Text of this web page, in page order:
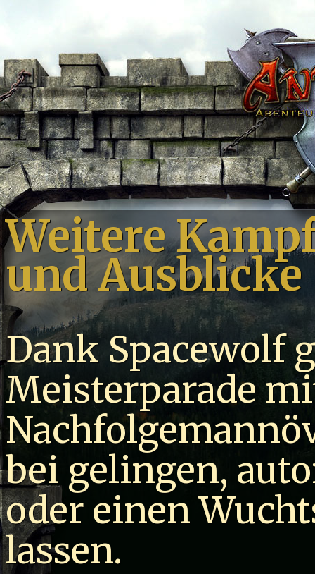
Weitere
und Ausblicke
Dank Spacewolf
Meisterparade
bei gelingen,
oder einen
lassen.